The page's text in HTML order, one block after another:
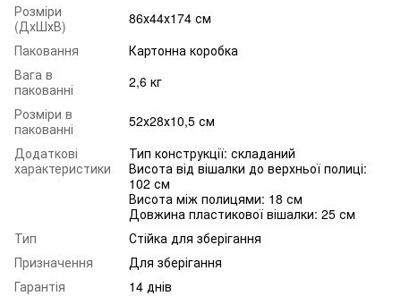
Розміри
(ДхШхВ)
86х44х174 см
Паковання
Картонна коробка
Вага в
пакованні
2,6 кг
Розміри в
пакованні
52х28х10,5 см
Додаткові
характеристики
Тип конструкції: складаний
Висота від вішалки до верхньої полиці:
102 см
Висота між полицями: 18 см
Довжина пластикової вішалки: 25 см
Тип
Стійка для зберігання
Призначення
Для зберігання
Гарантія
14 днів